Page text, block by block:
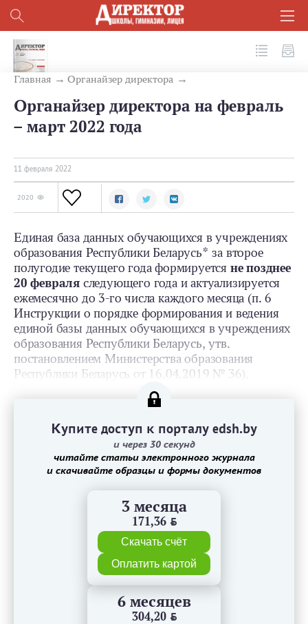
Главная Органайзер директора
Органайзер директора на февраль
– март 2022 года
11 февраля 2022
2020
Единая база данных обучающихся в учреждениях
образования Республики Беларусь* за второе
полугодие текущего года формируется не позднее
20 февраля следующего года и актуализируется
ежемесячно до 3-го числа каждого месяца (п. 6
Инструкции о порядке формирования и ведения
единой базы данных обучающихся в учреждениях
образования Республики Беларусь, утв.
постановлением Министерства образования
Республики Беларусь от 16.04.2019 № 36).
Купите доступ к порталу edsh.by
и через 30 секунд
читайте статьи электронного журнала
и скачивайте образцы и формы документов
3 месяца
171,36 BYN
Скачать счёт
Оплатить картой
6 месяцев
304,20 BYN